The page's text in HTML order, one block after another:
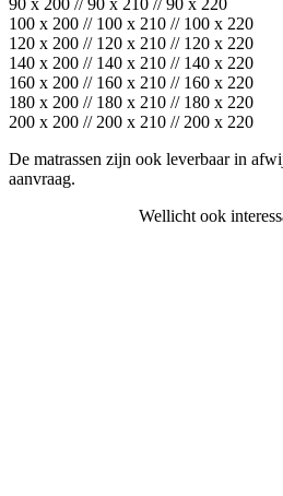
90 x 200 // 90 x 210 // 90 x 220
100 x 200 // 100 x 210 // 100 x 220
120 x 200 // 120 x 210 // 120 x 220
140 x 200 // 140 x 210 // 140 x 220
160 x 200 // 160 x 210 // 160 x 220
180 x 200 // 180 x 210 // 180 x 220
200 x 200 // 200 x 210 // 200 x 220
De matrassen zijn ook leverbaar in
aanvraag.
Wellicht ook